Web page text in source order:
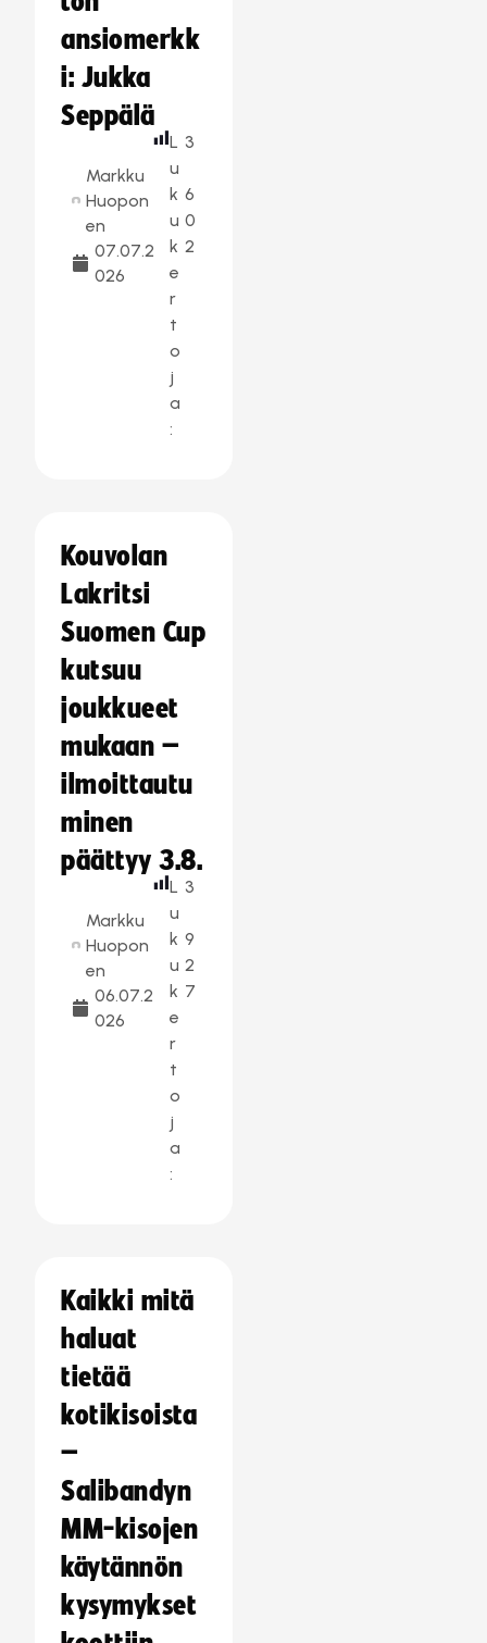
ansiomerkk
i: Jukka
Seppälä
Markku
Huopon
en
07.07.2
026
L
u
k
u
k
e
r
t
o
j
a
:
3
6
0
2
Kouvolan
Lakritsi
Suomen Cup
kutsuu
joukkueet
mukaan –
ilmoittautu
minen
päättyy 3.8.
Markku
Huopon
en
06.07.2
026
L
u
k
u
k
e
r
t
o
j
a
:
3
9
2
7
Kaikki mitä
haluat
tietää
kotikisoista
–
Salibandyn
MM-kisojen
käytännön
kysymykset